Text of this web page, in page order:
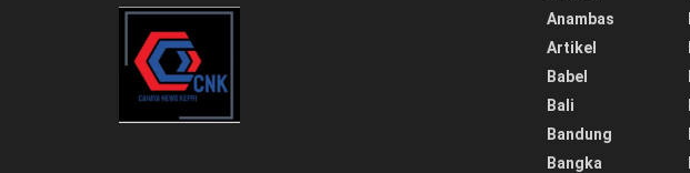
Anambas
Artikel
Babel
Bali
Bandung
Bangka